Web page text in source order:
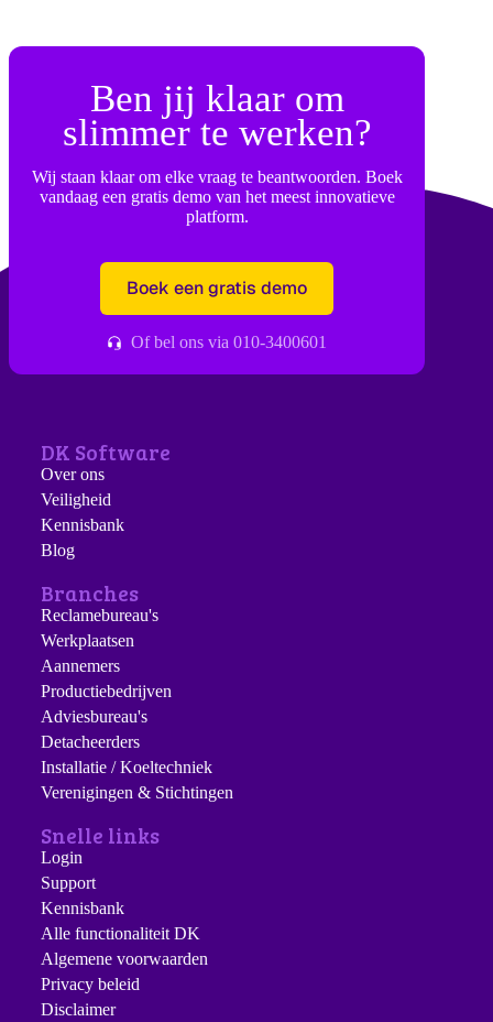
Ben jij klaar om
slimmer te werken?
Wij staan klaar om elke vraag te beantwoorden. Boek
vandaag een gratis demo van het meest innovatieve
platform.
Boek een gratis demo
Of bel ons via 010-3400601
DK Software
Over ons
Veiligheid
Kennisbank
Blog
Branches
Reclamebureau's
Werkplaatsen
Aannemers
Productiebedrijven
Adviesbureau's
Detacheerders
Installatie / Koeltechniek
Verenigingen & Stichtingen
Snelle links
Login
Support
Kennisbank
Alle functionaliteit DK
Algemene voorwaarden
Privacy beleid
Disclaimer